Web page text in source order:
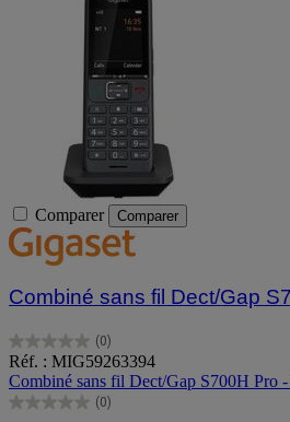
Comparer Comparer
Combiné sans fil Dect/Gap
(0)
0.0
sur
5
étoiles.
Réf. : MIG59263394
Combiné sans fil Dect/Gap S700H Pro
(0)
0.0